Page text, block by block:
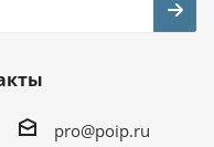
pro@poip.ru